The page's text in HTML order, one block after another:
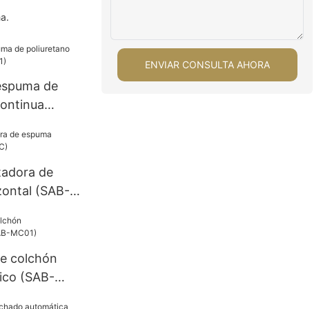
de
de
(SAB-
colchón
(SAB-
ENVIAR CONSULTA AHORA